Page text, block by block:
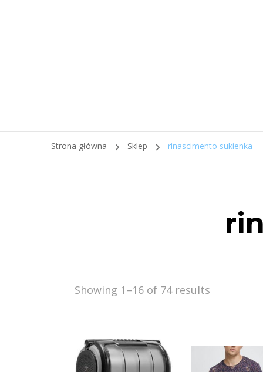
Strona główna Sklep rinascimento sukienka
Showing 1–16 of 74 results